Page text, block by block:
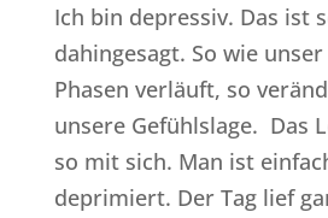
Ich bin depressiv. Das ist
dahingesagt. So wie
Phasen verläuft, so
unsere Gefühlslage. Das
so mit sich. Man ist
deprimiert. Der Tag lief